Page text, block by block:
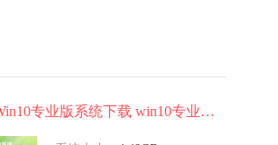
番茄花园Win10专业版系统下载 win10专业版 ghost ISOx64位系统下载